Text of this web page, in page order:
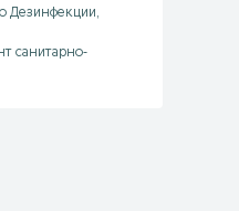
Дезинфекции,
санитарно-